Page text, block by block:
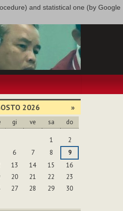
and statistical one (by Google
2026 »
gi ve sa do
1
2
6 7 8
9
13 14 15
16
20 21 22
23
27 28 29
30